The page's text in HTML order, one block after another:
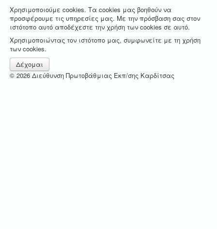
Χρησιμοποιούμε cookies. Τα cookies μας βοηθούν να
προσφέρουμε τις υπηρεσίες μας. Με την πρόσβαση σας στον
ιστότοπο αυτό αποδέχεστε την χρήση των cookies σε αυτό.
Χρησιμοποιώντας τον ιστότοπο μας, συμφωνείτε με τη χρήση
των cookies.
Δέχομαι
© 2026 Διεύθυνση Πρωτοβάθμιας Εκπ/σης Καρδίτσας